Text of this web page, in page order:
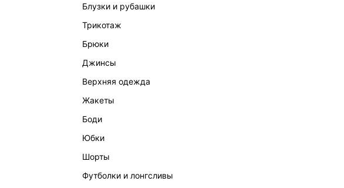
блузки и рубашки
трикотаж
брюки
джинсы
верхняя одежда
жакеты
боди
юбки
шорты
футболки и лонгсливы
ЭКСКЛЮЗИВНО ОНЛАЙН